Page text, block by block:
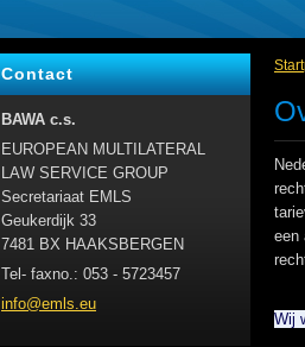
een
Wij
Contact
BAWA c.s.
EUROPEAN MULTILATERAL
LAW SERVICE GROUP
Secretariaat EMLS
Geukerdijk 33
7481 BX HAAKSBERGEN
Tel- faxno.: 053 - 5723457
info@eml s.eu